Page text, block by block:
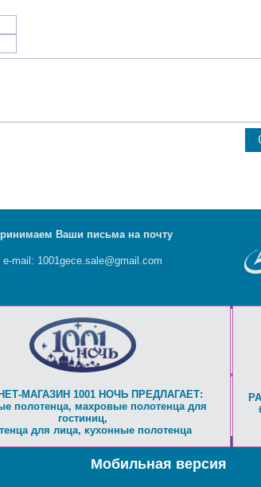
Мобильная версия
Ваши письма на почту
e-mail: 1001gece.sale@gmail.com
МАГАЗИН 1001 НОЧЬ ПРЕДЛАГАЕТ:
полотенца, махровые полотенца для
гостиниц,
для лица, кухонные полотенца